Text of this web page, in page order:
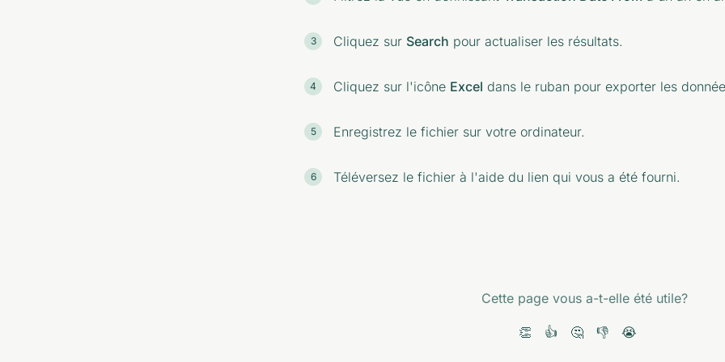
Cliquez sur Search pour actualiser les résultats.
Cliquez sur l'icône Excel dans le ruban pour exporter les
Enregistrez le fichier sur votre ordinateur.
Téléversez le fichier à l'aide du lien qui vous a été fourni.
Cette page vous a-t-elle été utile?
👏 👍 🤔 👎 😭